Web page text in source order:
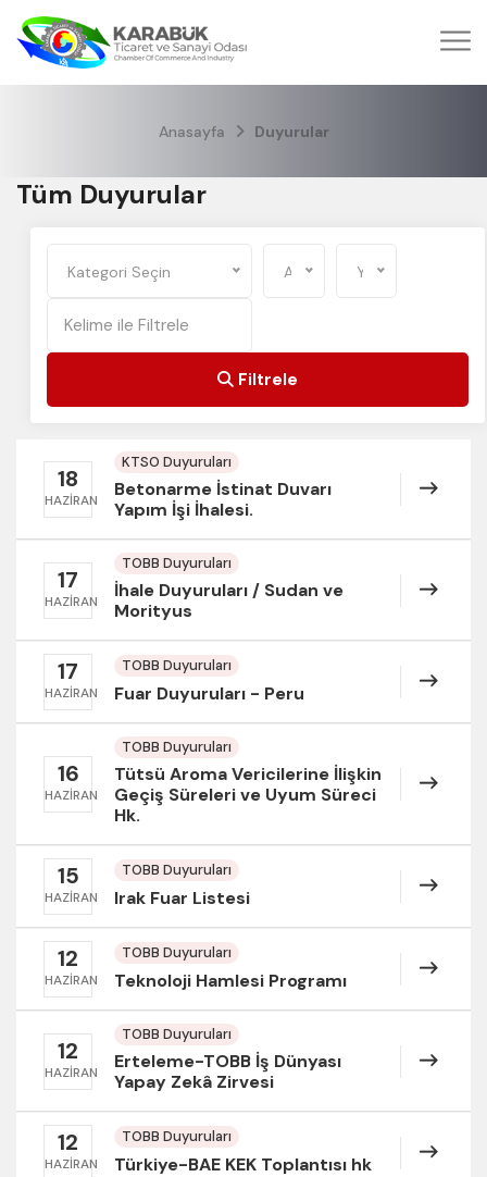
Anasayfa Duyurular
Tüm Duyurular
Kategori Seçin
Filtrele
18
HAZIRAN
KTSO Duyuruları
Betonarme İstinat Duvarı
Yapım İşi İhalesi.
17
HAZIRAN
TOBB Duyuruları
İhale Duyuruları / Sudan ve
Morityus
17
HAZIRAN
TOBB Duyuruları
Fuar Duyuruları - Peru
16
HAZIRAN
TOBB Duyuruları
Tütsü Aroma Vericilerine İlişkin
Geçiş Süreleri ve Uyum Süreci
Hk.
15
HAZIRAN
TOBB Duyuruları
Irak Fuar Listesi
12
HAZIRAN
TOBB Duyuruları
Teknoloji Hamlesi Programı
12
HAZIRAN
TOBB Duyuruları
Erteleme-TOBB İş Dünyası
Yapay Zekâ Zirvesi
12
HAZIRAN
TOBB Duyuruları
Türkiye-BAE KEK Toplantısı hk